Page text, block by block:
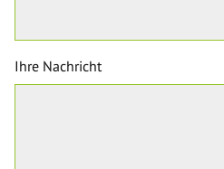
Ihre Nachricht